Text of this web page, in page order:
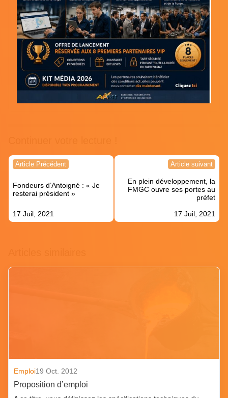
Navigation
l’article
Article Précédent
Fondeurs d’Antoigné : « Je
resterai président »
17 Juil, 2021
Article suivant
En plein développement, la
FMGC ouvre ses portes au
préfet
17 Juil, 2021
Emploi19 Oct. 2012
Proposition d’emploi